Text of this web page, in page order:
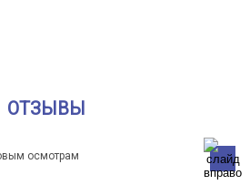
ОТЗЫВЫ